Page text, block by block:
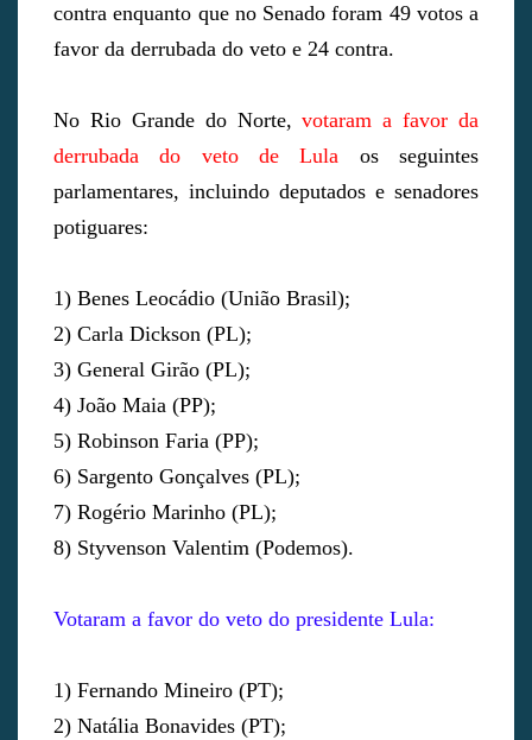
contra enquanto que no Senado foram 49 votos a
favor da derrubada do veto e 24 contra.
No Rio Grande do Norte,votaram a favor da
derrubada do veto de Lula os seguintes
parlamentares, incluindo deputados e senadores
potiguares:
1) Benes Leocádio (União Brasil);
2) Carla Dickson (PL);
3) General Girão (PL);
4) João Maia (PP);
5) Robinson Faria (PP);
6) Sargento Gonçalves (PL);
7) Rogério Marinho (PL);
8) Styvenson Valentim (Podemos).
Votaram a favor do veto do presidente Lula:
1) Fernando Mineiro (PT);
2) Natália Bonavides (PT);